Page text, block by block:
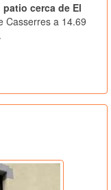
cerca de El
Casserres a 14.69